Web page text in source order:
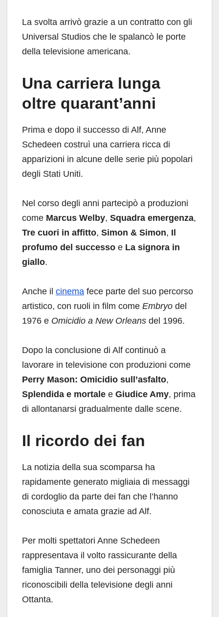
La svolta arrivò grazie a un contratto con gli
Universal Studios che le spalancò le porte
della televisione americana.
Una carriera lunga
oltre quarant’anni
Prima e dopo il successo di Alf, Anne
Schedeen costruì una carriera ricca di
apparizioni in alcune delle serie più popolari
degli Stati Uniti.
Nel corso degli anni partecipò a produzioni
come Marcus Welby, Squadra emergenza,
Tre cuori in affitto, Simon & Simon, Il
profumo del successo e La signora in
giallo.
Anche il cinema fece parte del suo percorso
artistico, con ruoli in film come Embryo del
1976 e Omicidio a New Orleans del 1996.
Dopo la conclusione di Alf continuò a
lavorare in televisione con produzioni come
Perry Mason: Omicidio sull’asfalto,
Splendida e mortale e Giudice Amy, prima
di allontanarsi gradualmente dalle scene.
Il ricordo dei fan
La notizia della sua scomparsa ha
rapidamente generato migliaia di messaggi
di cordoglio da parte dei fan che l’hanno
conosciuta e amata grazie ad Alf.
Per molti spettatori Anne Schedeen
rappresentava il volto rassicurante della
famiglia Tanner, uno dei personaggi più
riconoscibili della televisione degli anni
Ottanta.